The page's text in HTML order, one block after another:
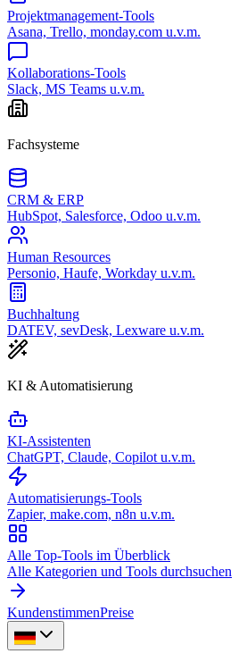
Projektmanagement-Tools
Asana, Trello, monday.com u.v.m.
Kollaborations-Tools
Slack, MS Teams u.v.m.
Fachsysteme
CRM & ERP
HubSpot, Salesforce, Odoo u.v.m.
Human Resources
Personio, Haufe, Workday u.v.m.
Buchhaltung
DATEV, sevDesk, Lexware u.v.m.
KI & Automatisierung
KI-Assistenten
ChatGPT, Claude, Copilot u.v.m.
Automatisierungs-Tools
Zapier, make.com, n8n u.v.m.
Alle Top-Tools im Überblick
Alle Kategorien und Tools durchsuchen
KundenstimmenPreise